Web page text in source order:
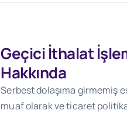
Geçici İthalat
Hakkında
Serbest dolaşıma girmemiş
muaf olarak ve ticaret